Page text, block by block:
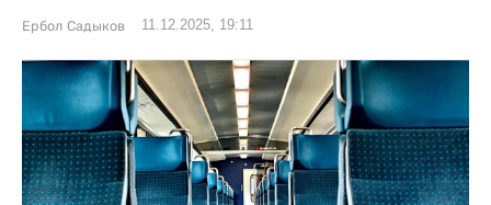
Ербол Садыков 11.12.2025, 19:11